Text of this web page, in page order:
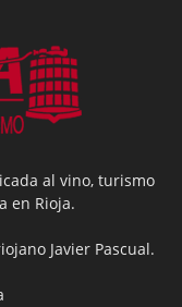
al vino, turismo
en Rioja.
Javier Pascual.